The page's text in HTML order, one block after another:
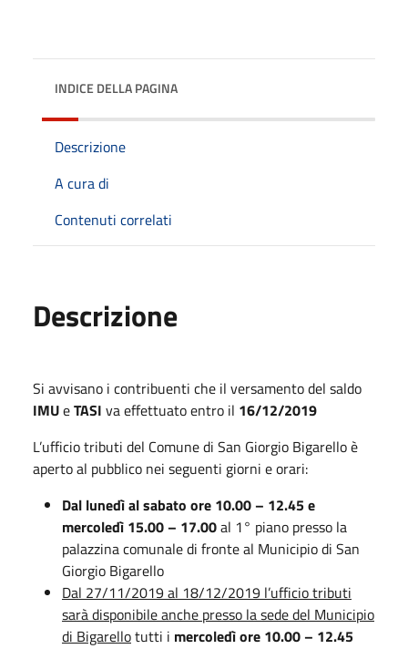
INDICE DELLA PAGINA
Descrizione
A cura di
Contenuti correlati
Descrizione
Si avvisano i contribuenti che il versamento del saldo
IMUeTASI va effettuato entro il 16/12/2019
L’ufficio tributi del Comune di San Giorgio Bigarello è
aperto al pubblico nei seguenti giorni e orari:
Dal lunedì al sabato ore 10.00 – 12.45 e
mercoledì 15.00 – 17.00al 1° piano presso la
palazzina comunale di fronte al Municipio di San
Giorgio Bigarello
Dal 27/11/2019 al 18/12/2019 l’ufficio tributi
sarà disponibile anche presso la sede del Municipio
di Bigarellotutti i mercoledì ore 10.00 – 12.45